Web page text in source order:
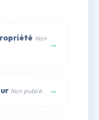
Non →
Non publié →